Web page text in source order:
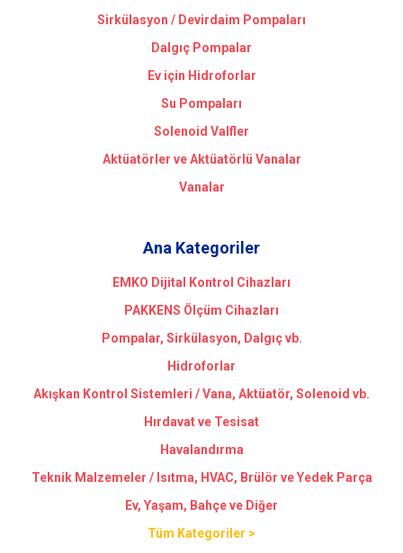
Sirkülasyon / Devirdaim Pompaları
Dalgıç Pompalar
Ev için Hidroforlar
Su Pompaları
Solenoid Valfler
Aktüatörler ve Aktüatörlü Vanalar
Vanalar
Ana Kategoriler
EMKO Dijital Kontrol Cihazları
PAKKENS Ölçüm Cihazları
Pompalar, Sirkülasyon, Dalgıç vb.
Hidroforlar
Akışkan Kontrol Sistemleri / Vana, Aktüatör, Solenoid vb.
Hırdavat ve Tesisat
Havalandırma
Teknik Malzemeler / Isıtma, HVAC, Brülör ve Yedek Parça
Ev, Yaşam, Bahçe ve Diğer
Tüm Kategoriler >